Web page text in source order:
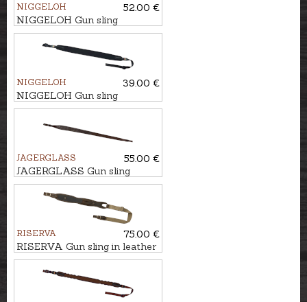
NIGGELOH
52.00 €
NIGGELOH Gun sling
UNIVERSAL QR
NIGGELOH
39.00 €
NIGGELOH Gun sling
UNIVERSAL
JAGERGLASS
55.00 €
JAGERGLASS Gun sling
HUNTER LUX - WILD BOAR
RISERVA
75.00 €
RISERVA Gun sling in leather
with cartridge loops